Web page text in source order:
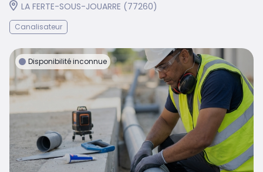
LA FERTE-SOUS-JOUARRE (77260)
Canalisateur
Disponibilité inconnue